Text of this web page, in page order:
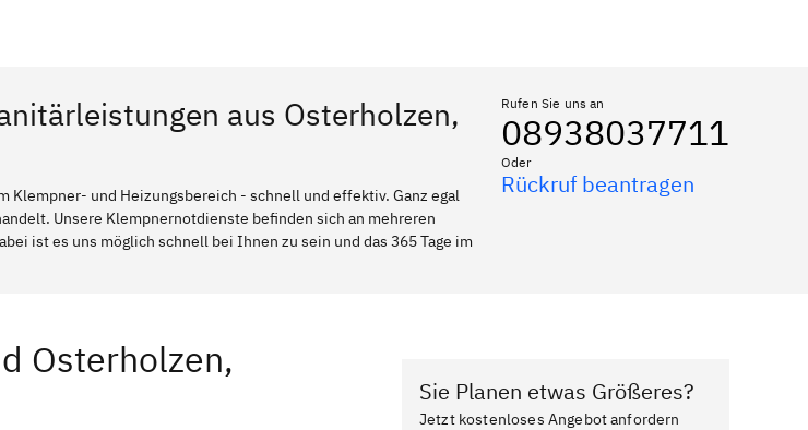
aus Osterholzen,
Klempner- und Heizungsbereich - schnell und effektiv. Ganz egal
Unsere Klempnernotdienste befinden sich an mehreren
ist es uns möglich schnell bei Ihnen zu sein und das 365 Tage im
Rufen Sie uns an
08938037711
Oder
Rückruf beantragen
Osterholzen,
Sie Planen etwas Größeres?
Jetzt kostenloses Angebot anfordern